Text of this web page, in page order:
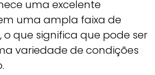
uma excelente
uma ampla faixa de
que significa que pode ser
variedade de condições